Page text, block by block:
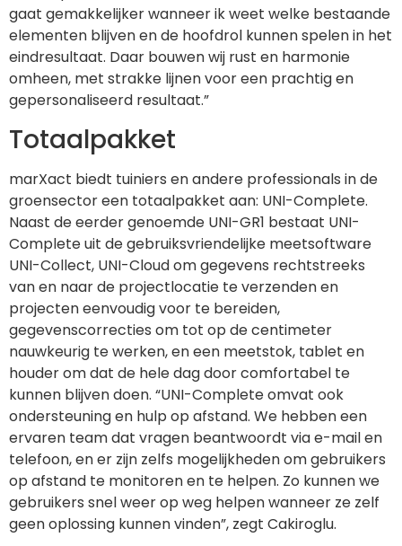
gaat gemakkelijker wanneer ik weet welke bestaande
elementen blijven en de hoofdrol kunnen spelen in het
eindresultaat. Daar bouwen wij rust en harmonie
omheen, met strakke lijnen voor een prachtig en
gepersonaliseerd resultaat.”
Totaalpakket
marXact biedt tuiniers en andere professionals in de
groensector een totaalpakket aan: UNI-Complete.
Naast de eerder genoemde UNI-GR1 bestaat UNI-
Complete uit de gebruiksvriendelijke meetsoftware
UNI-Collect, UNI-Cloud om gegevens rechtstreeks
van en naar de projectlocatie te verzenden en
projecten eenvoudig voor te bereiden,
gegevenscorrecties om tot op de centimeter
nauwkeurig te werken, en een meetstok, tablet en
houder om dat de hele dag door comfortabel te
kunnen blijven doen. “UNI-Complete omvat ook
ondersteuning en hulp op afstand. We hebben een
ervaren team dat vragen beantwoordt via e-mail en
telefoon, en er zijn zelfs mogelijkheden om gebruikers
op afstand te monitoren en te helpen. Zo kunnen we
gebruikers snel weer op weg helpen wanneer ze zelf
geen oplossing kunnen vinden”, zegt Cakiroglu.